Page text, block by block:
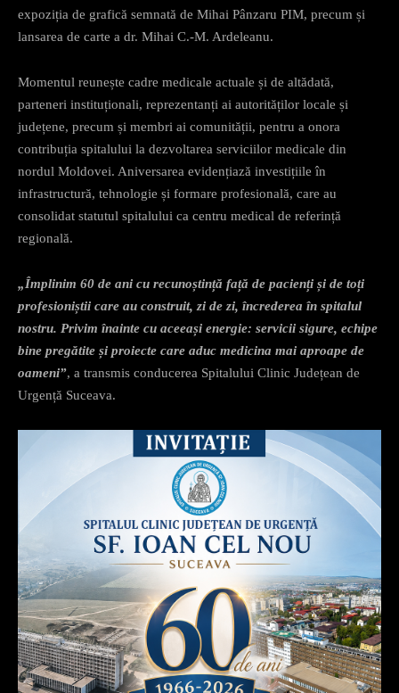
expoziția de grafică semnată de Mihai Pânzaru PIM, precum și
lansarea de carte a dr. Mihai C.-M. Ardeleanu.
Momentul reunește cadre medicale actuale și de altădată,
parteneri instituționali, reprezentanți ai autorităților locale și
județene, precum și membri ai comunității, pentru a onora
contribuția spitalului la dezvoltarea serviciilor medicale din
nordul Moldovei. Aniversarea evidențiază investițiile în
infrastructură, tehnologie și formare profesională, care au
consolidat statutul spitalului ca centru medical de referință
regională.
„Împlinim 60 de ani cu recunoștință față de pacienți și de toți
profesioniștii care au construit, zi de zi, încrederea în spitalul
nostru. Privim înainte cu aceeași energie: servicii sigure, echipe
bine pregătite și proiecte care aduc medicina mai aproape de
oameni”, a transmis conducerea Spitalului Clinic Județean de
Urgență Suceava.